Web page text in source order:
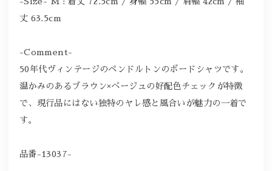
丈 63.5cm
-Comment-
50年代ヴィンテージのペンドルトンのボードシャツです。
温かみのあるブラウン×ベージュの好配色チェックが特徴
で、現行品にはない独特のヤレ感と風合いが魅力の一着で
す。
品番-13037-